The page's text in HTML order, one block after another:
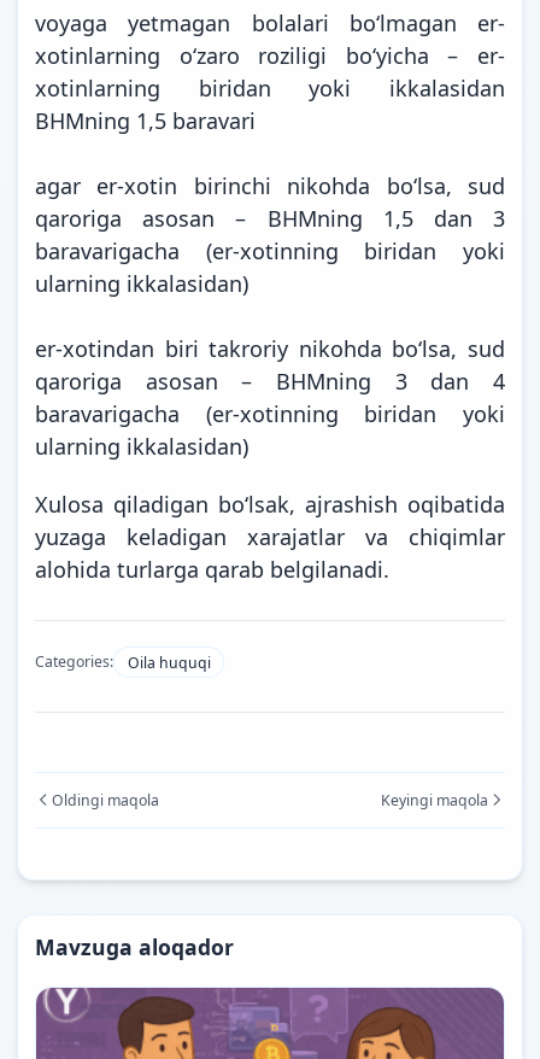
voyaga yetmagan bolalari bo‘lmagan er-
xotinlarning o‘zaro roziligi bo‘yicha – er-
xotinlarning biridan yoki ikkalasidan
BHMning 1,5 baravari
agar er-xotin birinchi nikohda bo‘lsa, sud
qaroriga asosan – BHMning 1,5 dan 3
baravarigacha (er-xotinning biridan yoki
ularning ikkalasidan)
er-xotindan biri takroriy nikohda bo‘lsa, sud
qaroriga asosan – BHMning 3 dan 4
baravarigacha (er-xotinning biridan yoki
ularning ikkalasidan)
Xulosa qiladigan bo‘lsak, ajrashish oqibatida
yuzaga keladigan xarajatlar va chiqimlar
alohida turlarga qarab belgilanadi.
Categories: Oila huquqi
Oldingi maqola Keyingi maqola
Mavzuga aloqador